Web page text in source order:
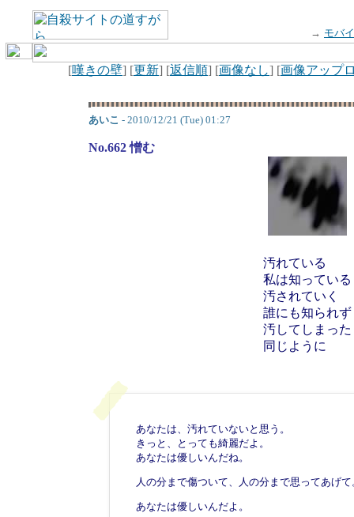
→ モバ
[嘆きの壁] [更新] [返信順] [画像なし] [画像アップ
あいこ - 2010/12/21 (Tue) 01:27
No.662 憎む
汚れている
私は知っている
汚されていく
誰にも知られず
汚してしまった
同じように
あなたは、汚れていないと思う。
きっと、とっても綺麗だよ。
あなたは優しいんだね。
人の分まで傷ついて、人の分まで思ってあげて
あなたは優しいんだよ。